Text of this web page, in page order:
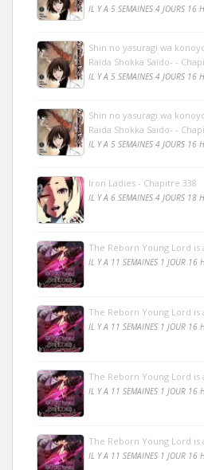
IL Y A 5 SEMAINES 4 JOURS 16
Shin no yasuragi wa
Raida Shokka Saido- -
IL Y A 5 SEMAINES 4 JOURS 16
Shin no yasuragi wa
Raida Shokka Saido- -
IL Y A 5 SEMAINES 4 JOURS 16
Iron Ladies - Chapitre 338
IL Y A 6 SEMAINES 4 JOURS 18
The Reborn Young Lord is
IL Y A 11 SEMAINES 1 JOUR 16
The Reborn Young Lord is
IL Y A 11 SEMAINES 1 JOUR 16
The Reborn Young Lord is
IL Y A 11 SEMAINES 1 JOUR 16
The Reborn Young Lord is
IL Y A 11 SEMAINES 1 JOUR 16